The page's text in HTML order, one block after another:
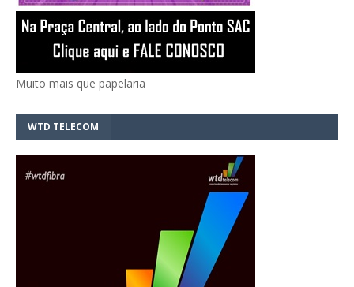
Muito mais que papelaria
WTD TELECOM